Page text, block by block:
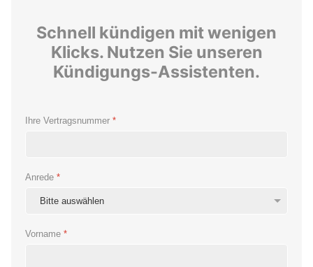
Schnell kündigen mit wenigen
Klicks. Nutzen Sie unseren
Kündigungs-Assistenten.
Ihre Vertragsnummer *
Anrede *
Vorname *